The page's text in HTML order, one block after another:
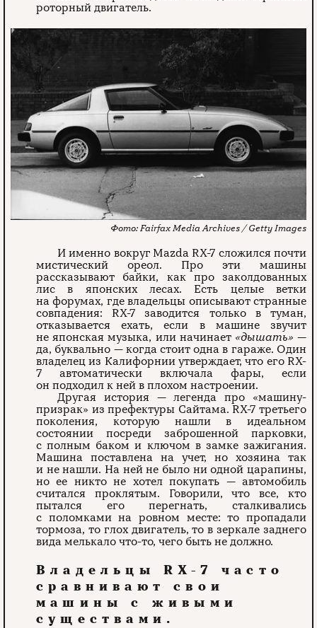
роторный двигатель.
Fairfax Media Archives / Getty Images
И именно вокруг Mazda RX-7 сложился почти
мистический ореол. Про эти машины
рассказывают байки, как про заколдованных
лис в японских лесах. Есть целые ветки
на форумах, где владельцы описывают странные
совпадения: RX-7 заводится только в туман,
отказывается ехать, если в машине звучит
не японская музыка, или начинает «дышать» —
да, буквально — когда стоит одна в гараже. Один
владелец из Калифорнии утверждает, что его RX-
7 автоматически включала фары, если
он подходил к ней в плохом настроении.
Другая история — легенда про «машину-
призрак» из префектуры Сайтама. RX-7 третьего
поколения, которую нашли в идеальном
состоянии посреди заброшенной парковки,
с полным баком и ключом в замке зажигания.
Машина поставлена на учет, но хозяина так
и не нашли. На ней не было ни одной царапины,
но ее никто не хотел покупать — автомобиль
считался проклятым. Говорили, что все, кто
пытался его перегнать, сталкивались
с поломками на ровном месте: то пропадали
тормоза, то глох двигатель, то в зеркале заднего
вида мелькало что-то, чего быть не должно.
Владельцы RX-7 часто
сравнивают свои
машины с живыми
существами.